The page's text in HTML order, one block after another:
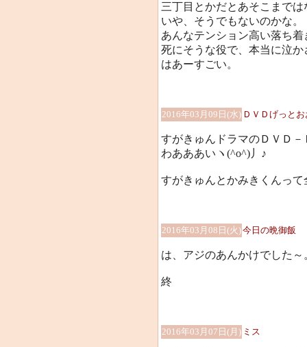
三丁目とかだとあそこまで
いや、そうでもないのかな。
あんなテンション高い落ち
死にそうな役で、本当に泣
はあーすごい。
2016年03月09日(水) ＤＶＤげっとお
すがきゅんドラマのＤＶＤ
わあああいヽ(^o^)丿♪
すがきゅんとかみきくんっ
2016年03月08日(火)今日の晩御飯
は、アジのあんかけでした～
終
2016年03月07日(月) ミス